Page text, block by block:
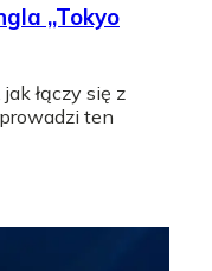
„Tokyo
łączy się z
ten